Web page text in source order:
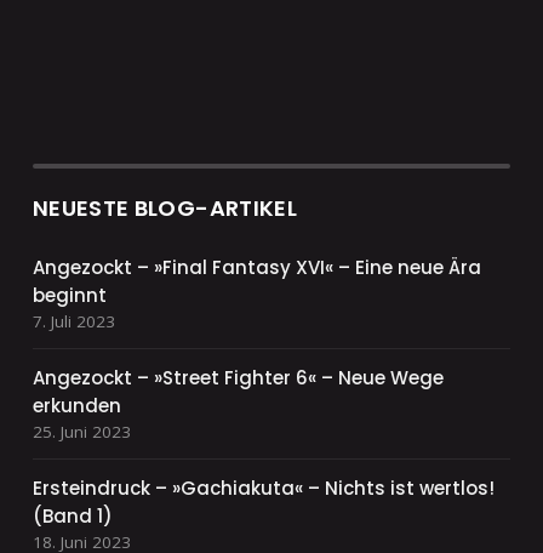
NEUESTE BLOG-ARTIKEL
Angezockt – »Final Fantasy XVI« – Eine neue Ära
beginnt
7. Juli 2023
Angezockt – »Street Fighter 6« – Neue Wege
erkunden
25. Juni 2023
Ersteindruck – »Gachiakuta« – Nichts ist wertlos!
(Band 1)
18. Juni 2023